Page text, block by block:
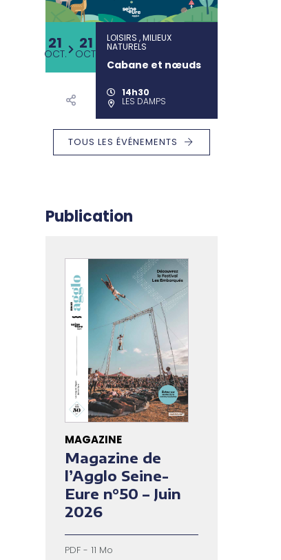
21
OCT.
21
OCT.
LOISIRS , MILIEUX
NATURELS
Cabane et nœuds
14h30
LES DAMPS
TOUS LES ÉVÉNEMENTS
Publication
MAGAZINE
Magazine de
l’Agglo Seine-
Eure n°50 – Juin
2026
PDF - 11 Mo